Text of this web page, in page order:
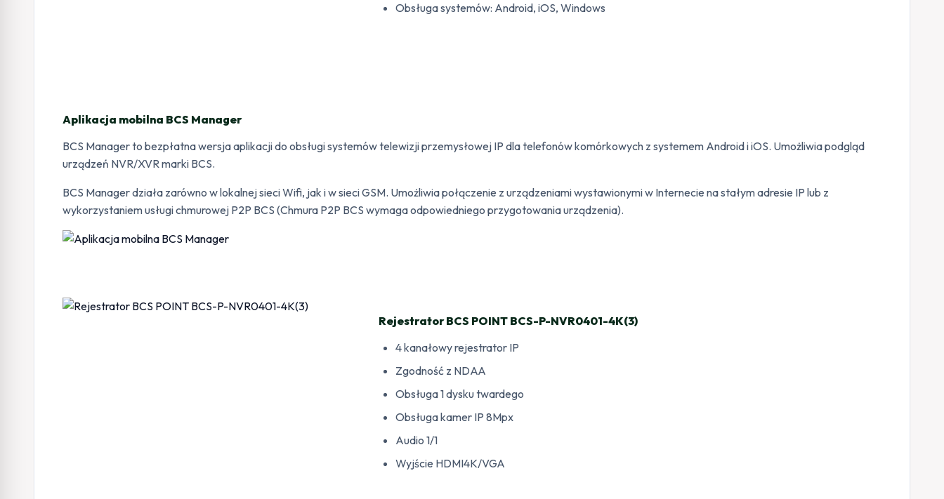
Obsługa systemów: Android, iOS, Windows
Aplikacja mobilna BCS Manager
BCS Manager to bezpłatna wersja aplikacji do obsługi systemów telewizji przemysłowej IP dla telefonów komórkowych z systemem Android i iOS. Umożliwia podgląd
urządzeń NVR/XVR marki BCS.
BCS Manager działa zarówno w lokalnej sieci Wifi, jak i w sieci GSM. Umożliwia połączenie z urządzeniami wystawionymi w Internecie na stałym adresie IP lub z
wykorzystaniem usługi chmurowej P2P BCS (Chmura P2P BCS wymaga odpowiedniego przygotowania urządzenia).
Rejestrator BCS POINT BCS-P-NVR0401-4K(3)
4 kanałowy rejestrator IP
Zgodność z NDAA
Obsługa 1 dysku twardego
Obsługa kamer IP 8Mpx
Audio 1/1
Wyjście HDMI4K/VGA